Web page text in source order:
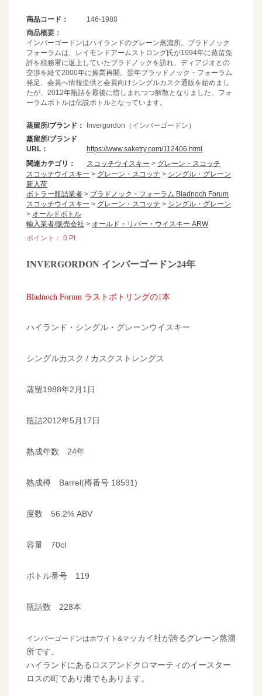
商品コード：
146-1988
商品概要：
インバーゴードンはハイランドのグレーン蒸溜所。ブラドノック
フォーラムは、レイモンドアームストロング氏が1994年に蒸留免
許を税務署に返上していたブラドノックを訪れ、ディアジオとの
交渉を経て2000年に操業再開。翌年ブラッドノック・フォーラム
発足、会員へ情報提供と会員向けシングルカスク通販を始めまし
たが、2012年瓶詰を最後に惜しまれつつ解散となりました。フォ
ーラムボトルは伝説ボトルとなっています。
蒸留所/ブランド：
Invergordon（インバーゴードン）
蒸留所/ブランド
URL：
https://www.saketry.com/112406.html
関連カテゴリ：
スコッチウイスキー > グレーン・スコッチ
スコッチウイスキー > グレーン・スコッチ > シングル・グレーン
新入荷
ボトラー瓶詰業者 > ブラドノック・フォーラム Bladnoch Forum
スコッチウイスキー > グレーン・スコッチ > シングル・グレーン
> オールドボトル
輸入業者/販売会社 > オールド・リバー・ウイスキー ARW
ポイント： 0 Pt
INVERGORDON インバーゴードン24年
Bladnoch Forum ラストボトリングの1本
ハイランド・シングル・グレーンウイスキー
シングルカスク / カスクストレングス
蒸留1988年2月1日
瓶詰2012年5月17日
熟成年数 24年
熟成樽 Barrel(樽番号 18591)
度数 56.2% ABV
容量 70cl
ボトル番号 119
瓶詰数 228本
インバーゴードンはホワイト&マ ッカイ社が誇るグレーン蒸溜
所です。
ハイランドにあるロスアンドクロマーティのイースター
ロスの町であり港でもあります。